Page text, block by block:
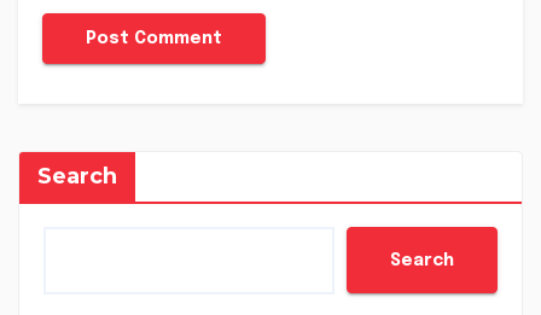
Search
Search